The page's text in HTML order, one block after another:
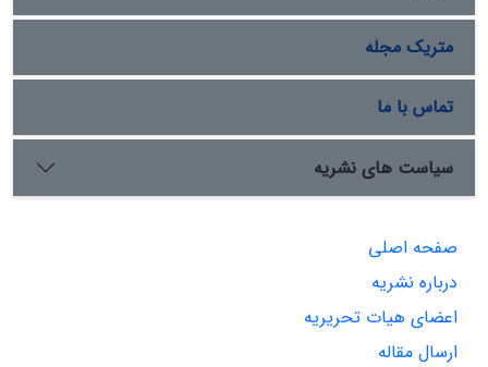
متریک مجله
تماس با ما
سیاست های نشریه
صفحه اصلی
درباره نشریه
اعضای هیات تحریریه
ارسال مقاله